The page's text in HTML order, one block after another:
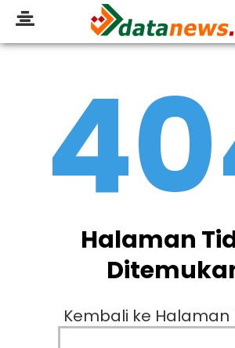
Halaman
Kembali ke Halaman